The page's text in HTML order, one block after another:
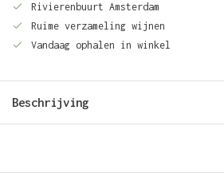
Rivierenbuurt Amsterdam
Ruime verzameling wijnen
Vandaag ophalen in winkel
Beschrijving